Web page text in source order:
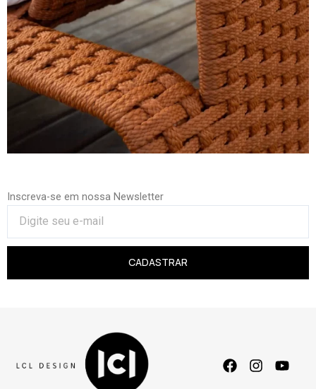
Inscreva-se em nossa Newsletter
CADASTRAR